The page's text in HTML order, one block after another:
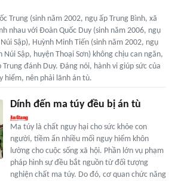
Trung (sinh năm 2002, ngụ ấp Trung Bình, xã
nhau với Đoàn Quốc Duy (sinh năm 2006, ngụ
Sập), Huỳnh Minh Tiến (sinh năm 2002, ngụ
Sập, huyện Thoại Sơn) không chịu can ngăn,
đánh Duy. Đáng nói, hành vi giúp sức của
hiểm, nên phải lãnh án tù.
Dính đến ma túy đều bị án tù
Ma túy là chất nguy hại cho sức khỏe con
người, tiềm ẩn nhiều mối nguy hiểm khôn
lường cho cuộc sống xã hội. Phần lớn vụ phạm
pháp hình sự đều bắt nguồn từ đối tượng
nghiện chất ma túy. Do đó, cơ quan chức năng